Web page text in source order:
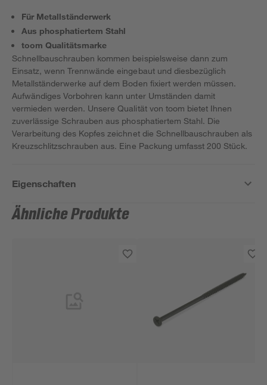
Für Metallständerwerk
Aus phosphatiertem Stahl
toom Qualitätsmarke
Schnellbauschrauben kommen beispielsweise dann zum
Einsatz, wenn Trennwände eingebaut und diesbezüglich
Metallständerwerke auf dem Boden fixiert werden müssen.
Aufwändiges Vorbohren kann unter Umständen damit
vermieden werden. Unsere Qualität von toom bietet Ihnen
zuverlässige Schrauben aus phosphatiertem Stahl. Die
Verarbeitung des Kopfes zeichnet die Schnellbauschrauben als
Kreuzschlitzschrauben aus. Eine Packung umfasst 200 Stück.
Eigenschaften
Ähnliche Produkte